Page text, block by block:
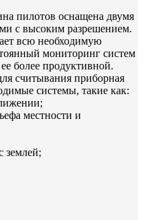
пилотов оснащена двумя
с высоким разрешением.
всю необходимую
мониторинг систем
более продуктивной.
считывания приборная
системы, такие как:
местности и
землей;